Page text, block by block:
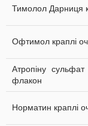
Тимолол Дарниця
Офтимол краплі
Атропіну
флакон
Норматин краплі